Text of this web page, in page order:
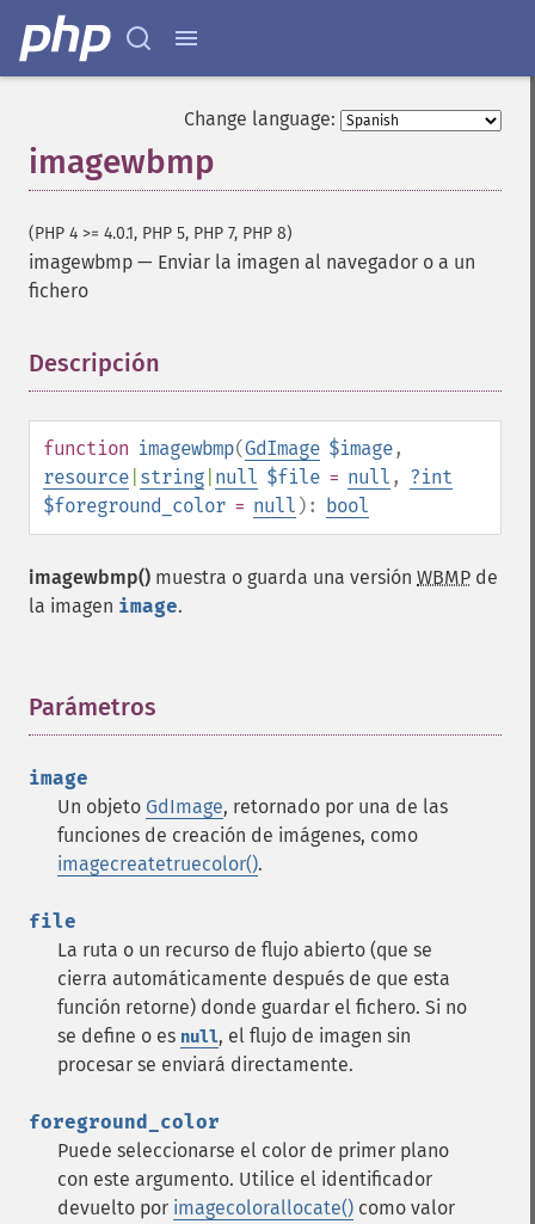
Change language:
imagewbmp
(PHP 4 >= 4.0.1, PHP 5, PHP 7, PHP 8)
imagewbmp — Enviar la imagen al navegador o a un
fichero
Descripción
function imagewbmp(GdImage $image,
resource string null $file = null , ?int
$foreground_color = null ): bool
imagewbmp() muestra o guarda una versión WBMP de
la imagen image.
Parámetros
image
Un objeto GdImage, retornado por una de las
funciones de creación de imágenes, como
imagecreatetruecolor().
file
La ruta o un recurso de flujo abierto (que se
cierra automáticamente después de que esta
función retorne) donde guardar el fichero. Si no
se define o es null, el flujo de imagen sin
procesar se enviará directamente.
foreground_color
Puede seleccionarse el color de primer plano
con este argumento. Utilice el identificador
devuelto por imagecolorallocate() como valor